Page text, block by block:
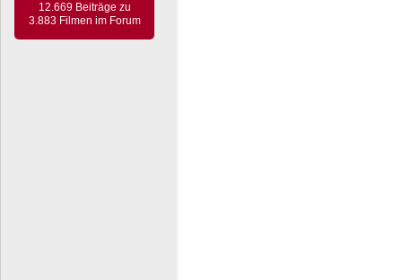
12.669 Beiträge zu
3.883 Filmen im Forum